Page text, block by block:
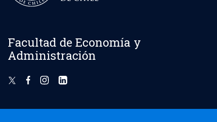
Facultad de Economía y
Administración